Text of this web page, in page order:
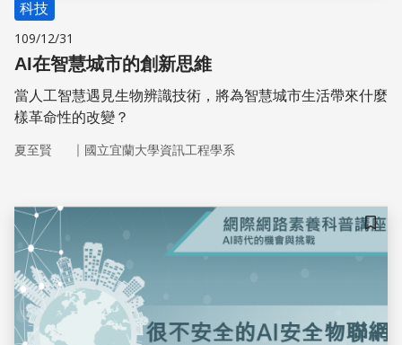
科技
109/12/31
AI在智慧城市的創新思維
當人工智慧遇見生物辨識技術，將為智慧城市生活帶來什麼
樣革命性的改變？
夏至賢 ｜ 國立宜蘭大學資訊工程學系
儲存